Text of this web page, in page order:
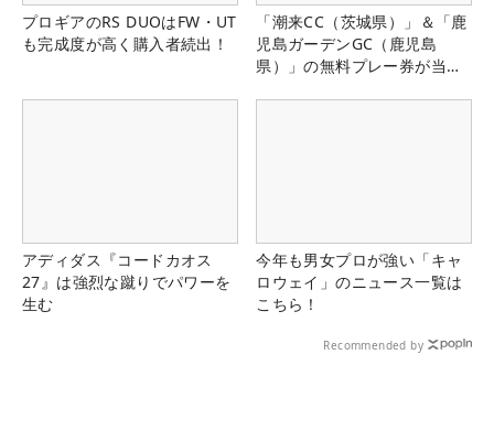
プロギアのRS DUOはFW・UT
も完成度が高く購入者続出！
「潮来CC（茨城県）」＆「鹿
児島ガーデンGC（鹿児島
県）」の無料プレー券が当た
アディダス『コードカオス
27』は強烈な蹴りでパワーを
生む
今年も男女プロが強い「キャ
ロウェイ」のニュース一覧は
こちら！
Recommended by